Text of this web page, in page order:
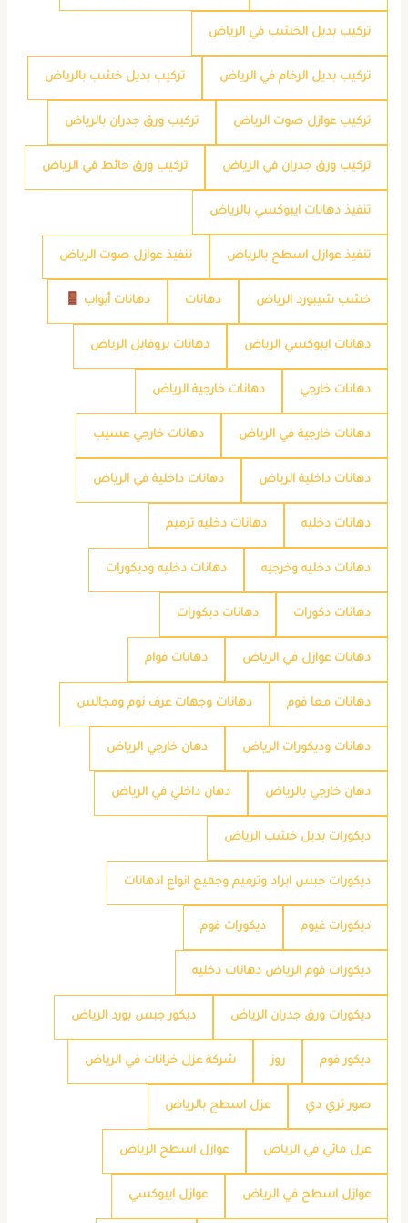
تركيب بديل الخشب في الرياض
تركيب بديل الرخام في الرياض تركيب بديل خشب بالرياض
تركيب عوازل صوت الرياض تركيب ورق جدران بالرياض
تركيب ورق جدران في الرياض تركيب ورق حائط في الرياض
تنفيذ دهانات ايبوكسي بالرياض
تنفيذ عوازل اسطح بالرياض تنفيذ عوازل صوت الرياض
خشب شيبورد الرياض دهانات دهانات أبواب
دهانات ايبوكسي الرياض دهانات بروفايل الرياض
دهانات خارجي دهانات خارجية الرياض
دهانات خارجية في الرياض دهانات خارجي عسيب
دهانات داخلية الرياض دهانات داخلية في الرياض
دهانات دخليه دهانات دخليه ترميم
دهانات دخليه وخرجيه دهانات دخليه وديكورات
دهانات دكورات دهانات ديكورات
دهانات عوازل في الرياض دهانات فوام
دهانات معا فوم دهانات وجهات عرف نوم ومجالس
دهانات وديكورات الرياض دهان خارجي الرياض
دهان خارجي بالرياض دهان داخلي في الرياض
ديكورات بديل خشب الرياض
ديكورات جبس ابراد وترميم وجميع انواع ادهانات
ديكورات غيوم ديكورات فوم
ديكورات فوم الرياض دهانات دخليه
ديكورات ورق جدران الرياض ديكور جبس بورد الرياض
ديكور فوم روز شركة عزل خزانات في الرياض
صور ثري دي عزل اسطح بالرياض
عزل مائي في الرياض عوازل اسطح الرياض
عوازل اسطح في الرياض عوازل ايبوكسي